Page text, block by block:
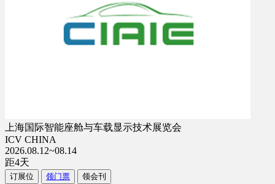
上海国际智能座舱与车载显示技术展览会
ICV CHINA
2026.08.12~08.14
距4天
订展位 领门票 领会刊